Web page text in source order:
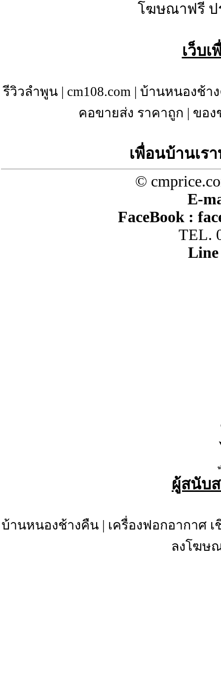
โฆษณาฟรี ป
เว็บ
รีวิวลำพูน | cm108.com | บ้านหนองช้า
คอขายส่ง ราคาถูก | ของ
เพื่อนบ้านเร
©
E-
FaceBook :
TEL.
ผู้สนับ
บ้านหนองช้างคืน | เครื่องฟอกอากาศ
ลงโฆษ